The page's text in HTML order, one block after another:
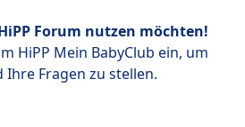
Forum nutzen möchten!
HiPP Mein BabyClub ein, um
Fragen zu stellen.